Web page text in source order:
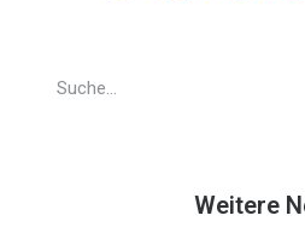
Weitere